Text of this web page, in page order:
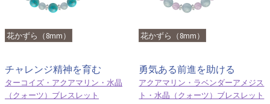
花かずら（8mm）
チャレンジ精神を育む
ターコイズ・アクアマリン・水晶
（クォーツ）ブレスレット
花かずら（8mm）
勇気ある前進を助ける
アクアマリン・ラベンダーアメジス
ト・水晶（クォーツ）ブレスレット